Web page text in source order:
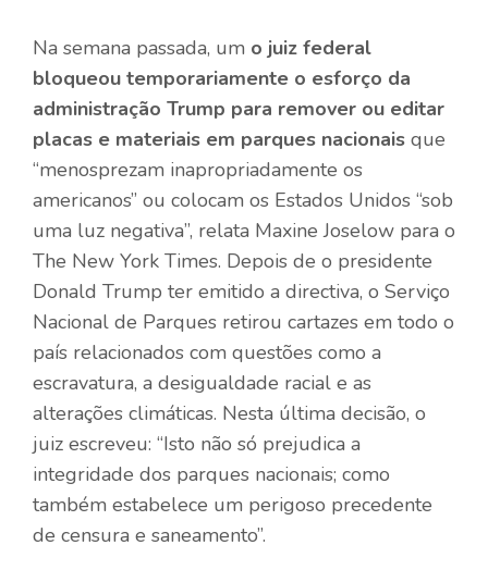
Na semana passada, um o juiz federal
bloqueou temporariamente o esforço da
administração Trump para remover ou editar
placas e materiais em parques nacionais que
“menosprezam inapropriadamente os
americanos” ou colocam os Estados Unidos “sob
uma luz negativa”, relata Maxine Joselow para o
The New York Times. Depois de o presidente
Donald Trump ter emitido a directiva, o Serviço
Nacional de Parques retirou cartazes em todo o
país relacionados com questões como a
escravatura, a desigualdade racial e as
alterações climáticas. Nesta última decisão, o
juiz escreveu: “Isto não só prejudica a
integridade dos parques nacionais; como
também estabelece um perigoso precedente
de censura e saneamento”.